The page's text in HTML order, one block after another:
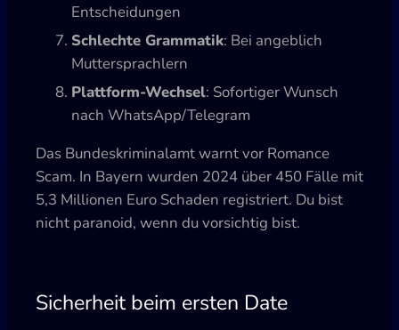
Entscheidungen
Schlechte Grammatik: Bei angeblich
Muttersprachlern
Plattform-Wechsel: Sofortiger Wunsch
nach WhatsApp/Telegram
Das Bundeskriminalamt warnt vor Romance
Scam. In Bayern wurden 2024 über 450 Fälle mit
5,3 Millionen Euro Schaden registriert. Du bist
nicht paranoid, wenn du vorsichtig bist.
Sicherheit beim ersten Date